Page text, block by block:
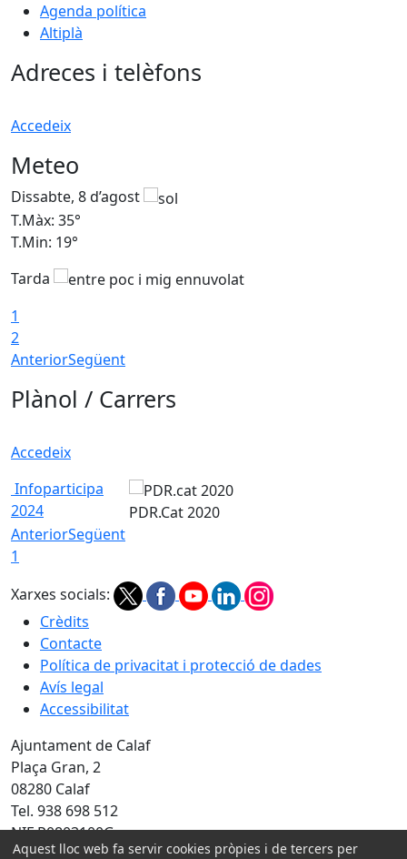
Agenda política
Altiplà
Adreces i telèfons
Accedeix
Meteo
Dissabte, 8 d’agost
T.Màx: 35°
T.Min: 19°
Tarda
1
2
AnteriorSegüent
Plànol / Carrers
Accedeix
Infoparticipa
2024
PDR.Cat 2020
AnteriorSegüent
1
Xarxes socials:
Crèdits
Contacte
Política de privacitat i protecció de dades
Avís legal
Accessibilitat
Ajuntament de Calaf
Plaça Gran, 2
08280 Calaf
Tel. 938 698 512
NIF P0803100G
Aquest lloc web fa servir cookies pròpies i de tercers per